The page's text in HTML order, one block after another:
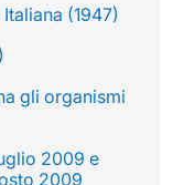
(1947)
gli organismi
2009 e
2009